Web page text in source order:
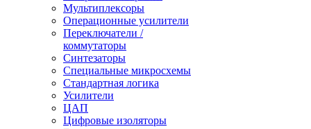
Мультиплексоры
Операционные усилители
Переключатели /
коммутаторы
Синтезаторы
Специальные микросхемы
Стандартная логика
Усилители
ЦАП
Цифровые изоляторы